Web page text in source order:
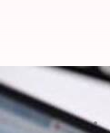
आपके
लेखन प्रमोद कुमार